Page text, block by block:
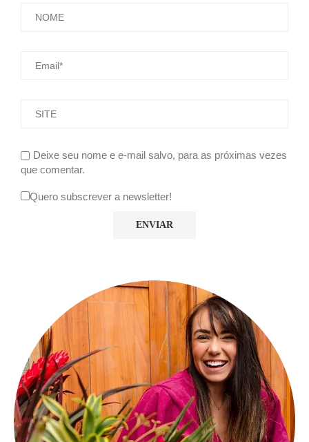
Deixe seu nome e e-mail salvo, para as próximas vezes
que comentar.
Quero subscrever a newsletter!